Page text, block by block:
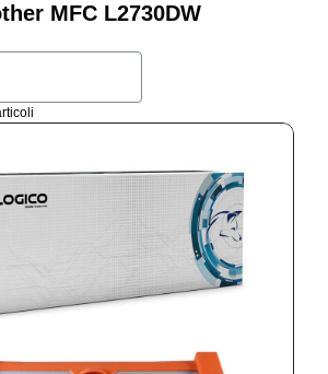
MFC L2730DW